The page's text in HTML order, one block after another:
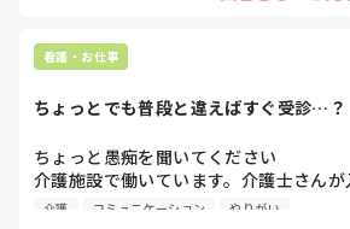
す。
どこの施設もこんな感じなんでしょうか
次に入ってくる人がこまらないように‥
負担かと思います。
もし、仕事の内容が嫌ではないのならば
いくことが、今後の職場環境を整えてい
おもいます。
そうすることで、施設におられるかたへも
看護・お仕事
ちょっとでも普段と違えばすぐ受診…？
ちょっと愚痴を聞いてください
介護施設で働いています。介護士さん
せたがるんです。(実際連れて行くのは
介護 コミュニケーション やりがい